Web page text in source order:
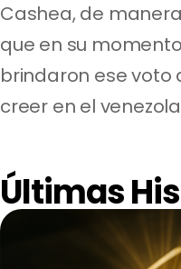
Cashea, de
que en su
brindaron ese voto
creer en el
Últimas